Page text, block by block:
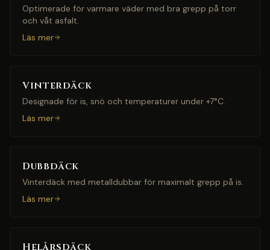
Optimerade för varmare väder med bra grepp på torr
och våt asfalt.
Läs mer
Vinterdäck
Designade för is, snö och temperaturer under +7°C.
Läs mer
Dubbdäck
Vinterdäck med metalldubbar för maximalt grepp på is.
Läs mer
Helårsdäck